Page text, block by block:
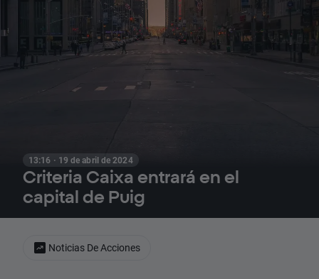
13:16 · 19 de abril de 2024
Criteria Caixa entrará en el
capital de Puig
Noticias De Acciones